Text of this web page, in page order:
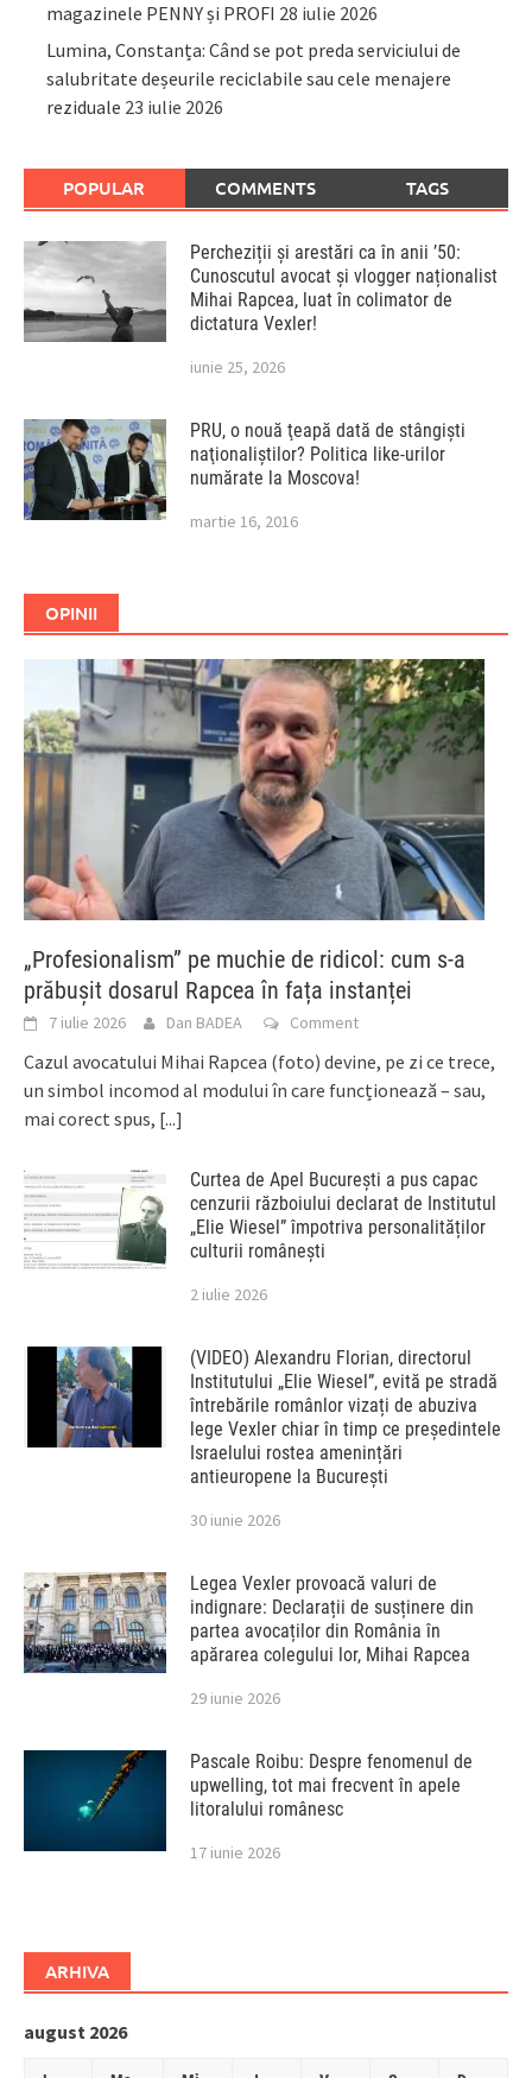
magazinele PENNY și PROFI 28 iulie 2026
Lumina, Constanța: Când se pot preda serviciului de
salubritate deșeurile reciclabile sau cele menajere
reziduale 23 iulie 2026
POPULAR COMMENTS TAGS
Percheziții și arestări ca în anii ’50:
Cunoscutul avocat și vlogger naționalist
Mihai Rapcea, luat în colimator de
dictatura Vexler!
iunie 25, 2026
PRU, o nouă ţeapă dată de stângişti
naţionaliştilor? Politica like-urilor
numărate la Moscova!
martie 16, 2016
OPINII
„Profesionalism” pe muchie de ridicol: cum s-a
prăbușit dosarul Rapcea în fața instanței
7 iulie 2026 Dan BADEA Comment
Cazul avocatului Mihai Rapcea (foto) devine, pe zi ce trece,
un simbol incomod al modului în care funcționează – sau,
mai corect spus, [...]
Curtea de Apel București a pus capac
cenzurii războiului declarat de Institutul
„Elie Wiesel” împotriva personalităților
culturii românești
2 iulie 2026
(VIDEO) Alexandru Florian, directorul
Institutului „Elie Wiesel”, evită pe stradă
întrebările românlor vizați de abuziva
lege Vexler chiar în timp ce președintele
Israelului rostea amenințări
antieuropene la București
30 iunie 2026
Legea Vexler provoacă valuri de
indignare: Declarații de susținere din
partea avocaților din România în
apărarea colegului lor, Mihai Rapcea
29 iunie 2026
Pascale Roibu: Despre fenomenul de
upwelling, tot mai frecvent în apele
litoralului românesc
17 iunie 2026
ARHIVA
august 2026